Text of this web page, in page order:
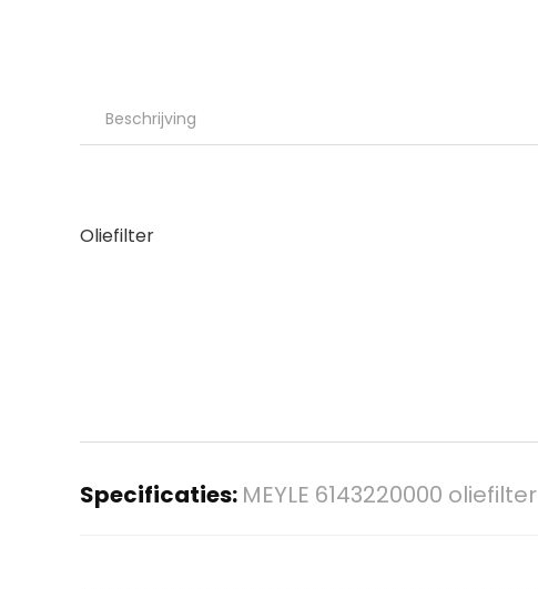
Beschrijving
Oliefilter
Specificaties: MEYLE 6143220000 oliefilter